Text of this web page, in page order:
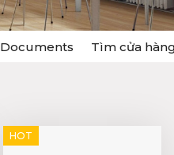
Documents Tìm cửa
HOT